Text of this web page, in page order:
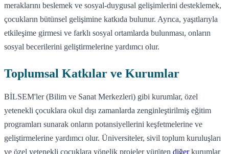
meraklarını beslemek ve sosyal-duygusal gelişimlerini desteklemek,
çocukların bütünsel gelişimine katkıda bulunur. Ayrıca, yaşıtlarıyla
etkileşime girmesi ve farklı sosyal ortamlarda bulunması, onların
sosyal becerilerini geliştirmelerine yardımcı olur.
Toplumsal Katkılar ve Kurumlar
BİLSEM'ler (Bilim ve Sanat Merkezleri) gibi kurumlar, özel
yetenekli çocuklara okul dışı zamanlarda zenginleştirilmiş eğitim
programları sunarak onların potansiyellerini keşfetmelerine ve
geliştirmelerine yardımcı olur. Üniversiteler, sivil toplum kuruluşları
ve özel yetenekli çocuklara yönelik projeler yürüten diğerkurumlar